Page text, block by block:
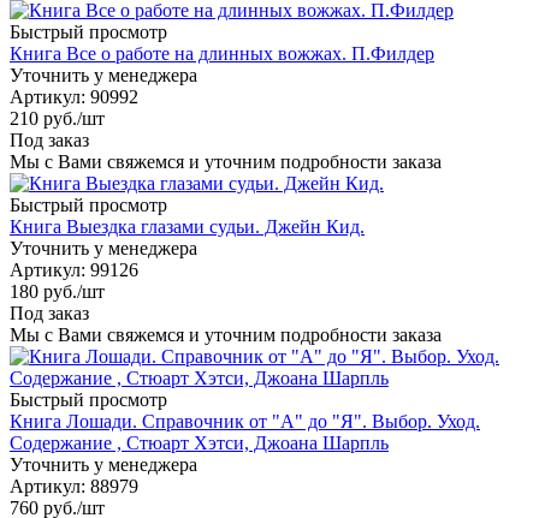
Быстрый просмотр
Книга Все о работе на длинных вожжах. П.Филдер
Уточнить у менеджера
Артикул: 90992
210 руб./шт
Под заказ
Мы с Вами свяжемся и уточним подробности заказа
Быстрый просмотр
Книга Выездка глазами судьи. Джейн Кид.
Уточнить у менеджера
Артикул: 99126
180 руб./шт
Под заказ
Мы с Вами свяжемся и уточним подробности заказа
Быстрый просмотр
Книга Лошади. Справочник от "А" до "Я". Выбор. Уход.
Содержание , Стюарт Хэтси, Джоана Шарпль
Уточнить у менеджера
Артикул: 88979
760 руб./шт